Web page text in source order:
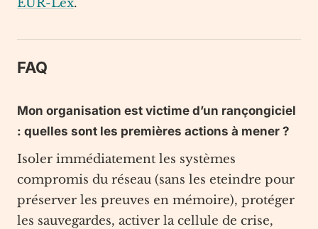
EUR-Lex.
FAQ
Mon organisation est victime d’un rançongiciel
: quelles sont les premières actions à mener ?
Isoler immédiatement les systèmes
compromis du réseau (sans les eteindre pour
préserver les preuves en mémoire), protéger
les sauvegardes, activer la cellule de crise,